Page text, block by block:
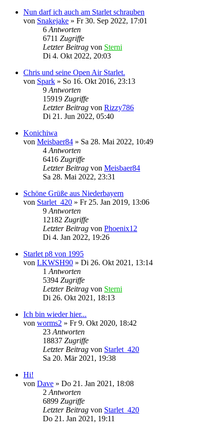
Nun darf ich auch am Starlet schrauben
von Snakejake » Fr 30. Sep 2022, 17:01
6 Antworten
6711 Zugriffe
Letzter Beitrag von Sterni
Di 4. Okt 2022, 20:03
Chris und seine Open Air Starlet.
von Spark » So 16. Okt 2016, 23:13
9 Antworten
15919 Zugriffe
Letzter Beitrag von Rizzy786
Di 21. Jun 2022, 05:40
Konichiwa
von Meisbaer84 » Sa 28. Mai 2022, 10:49
4 Antworten
6416 Zugriffe
Letzter Beitrag von Meisbaer84
Sa 28. Mai 2022, 23:31
Schöne Grüße aus Niederbayern
von Starlet_420 » Fr 25. Jan 2019, 13:06
9 Antworten
12182 Zugriffe
Letzter Beitrag von Phoenix12
Di 4. Jan 2022, 19:26
Starlet p8 von 1995
von LKWSH90 » Di 26. Okt 2021, 13:14
1 Antworten
5394 Zugriffe
Letzter Beitrag von Sterni
Di 26. Okt 2021, 18:13
Ich bin wieder hier...
von worms2 » Fr 9. Okt 2020, 18:42
23 Antworten
18837 Zugriffe
Letzter Beitrag von Starlet_420
Sa 20. Mär 2021, 19:38
Hi!
von Dave » Do 21. Jan 2021, 18:08
2 Antworten
6899 Zugriffe
Letzter Beitrag von Starlet_420
Do 21. Jan 2021, 19:11